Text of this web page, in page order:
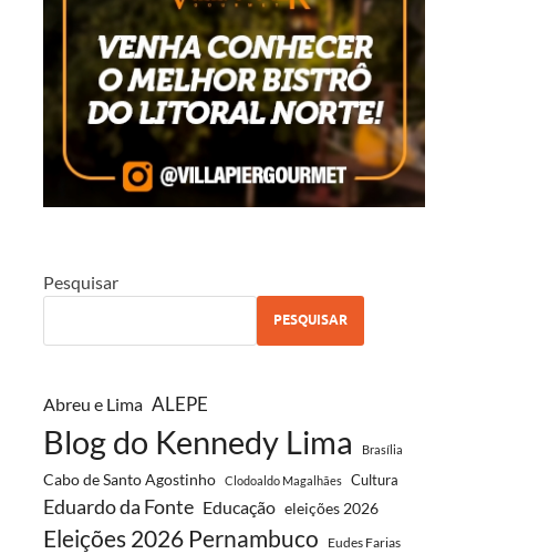
Pesquisar
PESQUISAR
Abreu e Lima ALEPE
Blog do Kennedy Lima Brasília
Cabo de Santo Agostinho Clodoaldo Magalhães Cultura
Eduardo da Fonte Educação eleições 2026
Eleições 2026 Pernambuco Eudes Farias